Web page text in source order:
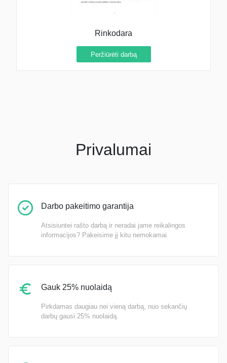
Rinkodara
Peržiūrėti darbą
Privalumai
Darbo pakeitimo garantija
Atsisiuntei rašto darbą ir neradai jame reikalingos
informacijos? Pakeisime jį kitu nemokamai.
Gauk 25% nuolaidą
Pirkdamas daugiau nei vieną darbą, nuo sekančių
darbų gausi 25% nuolaidą.